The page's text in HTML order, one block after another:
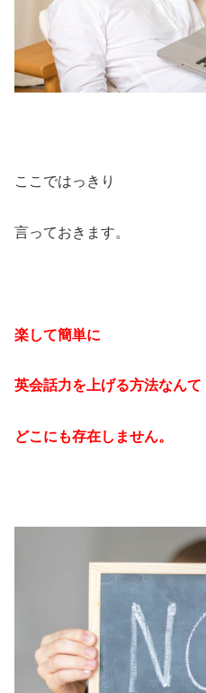
ここではっきり
言っておきます。
楽して簡単に
英会話力を上げる方法なんて
どこにも存在しません。